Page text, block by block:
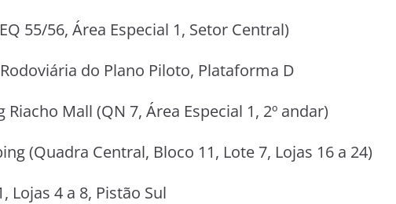
55/56, Área Especial 1, Setor Central)
do Plano Piloto, Plataforma D
Mall (QN 7, Área Especial 1, 2º andar)
(Quadra Central, Bloco 11, Lote 7, Lojas 16 a 24)
Lojas 4 a 8, Pistão Sul